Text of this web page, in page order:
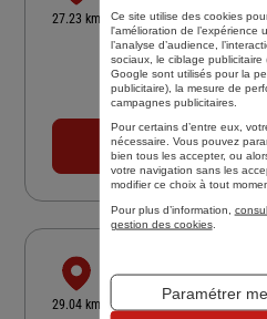
27.23 km
RUE DE PREPONTIN
38660 LE TOUVET
4,8/5Note de 4.8 sur 5
(Google) 35 avis
Ouvert 08:30 -
18:00
04 76 08 49 99
29.04 km
CEDRIC
D'OISANS
Ce site utilise des cookies
l'amélioration de l’expérience
l’analyse d’audience,
sociaux, le ciblage publicitaire
Google sont utilisés pour la
publicitaire), la mesure de
campagnes publicitaires.
Pour certains d’entre eux,
nécessaire. Vous pouvez
bien tous les accepter, ou
votre navigation sans les
modifier ce choix à tout
Pour plus d’information,
gestion des cookies.
Paramétrer